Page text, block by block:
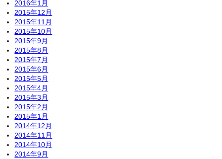
2016年1月
2015年12月
2015年11月
2015年10月
2015年9月
2015年8月
2015年7月
2015年6月
2015年5月
2015年4月
2015年3月
2015年2月
2015年1月
2014年12月
2014年11月
2014年10月
2014年9月